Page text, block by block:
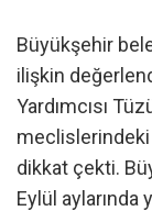
Büyükşehir
ilişkin
Yardımcısı
dikkat çekti.
Eylül aylarında